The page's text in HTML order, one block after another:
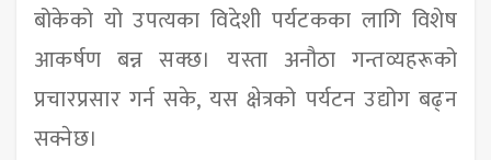
बोकेको यो उपत्यका विदेशी पर्यटकका लागि विशेष
आकर्षण बन्न सक्छ। यस्ता अनौठा गन्तव्यहरूको
प्रचारप्रसार गर्न सके, यस क्षेत्रको पर्यटन उद्योग बढ्न
सक्नेछ।